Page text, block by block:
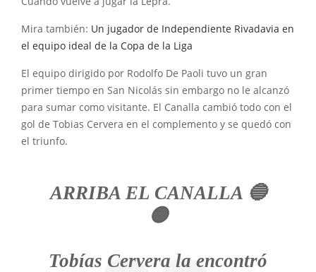
Mira también: Un jugador de Independiente Rivadavia en
el equipo ideal de la Copa de la Liga
El equipo dirigido por Rodolfo De Paoli tuvo un gran
primer tiempo en San Nicolás sin embargo no le alcanzó
para sumar como visitante. El Canalla cambió todo con el
gol de Tobias Cervera en el complemento y se quedó con
el triunfo.
ARRIBA EL CANALLA 🔵
🟡
Tobías Cervera la encontró